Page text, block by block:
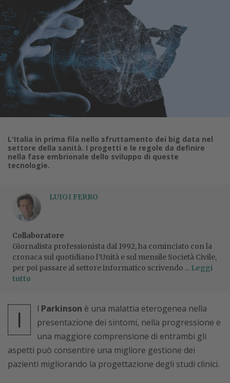
L'Italia in prima fila nello sfruttamento dei big data nel
settore della sanità. I progetti e le regole da definire
nella fase embrionale dello sviluppo di queste
tecnologie.
LUIGI FERRO
Collaboratore
Giornalista professionista dal 1992, ha cominciato con la
cronaca sul quotidiano l’Unità e sul mensile Società Civile,
per poi passare al settore informatico scrivendo ... Leggi
tutto
I l Parkinson è una malattia eterogenea nella
presentazione dei sintomi, nella progressione e
una maggiore comprensione di entrambi gli
aspetti può consentire una migliore gestione dei
pazienti migliorando la progettazione degli studi clinici.